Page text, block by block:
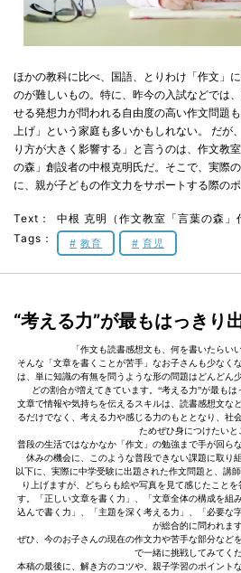
ほかの教科に比べ、国語、とりわけ「作文」
のが難しいもの。特に、昨今の入試などでは
せる発想力が問われる自由度の高い作文問題
上げ」という家庭も多いかもしれない。 だが
り方が大きく影響する」と言うのは、作文教
の森」創設者の中根克明氏だ。そこで、実際
に、親が子どもの作文力をサポートする際のポ
Text：
中根 克明（作文教室「言葉の森」
Tags：
教育 育児
“考える力”が最もはっきり
「作文も読書感想文も、何を書いたらい
そんな「文章を書くことが苦手」なお子さんも少なく
は、単に知識の有無を問うような形の問題はどんどん
どの割合が増えてきています。“考える力”が最もは
文章で情報や気持ちを伝えるスキルは、読書感想文な
るだけでなく、考える力や感じる力のもととなり、社
ためぜひ身につけたいと
普段の生活ではなかなか「作文」の勉強まで手が回ら
休みの機会に、このような普段できない課題に取り
以下に、実際に中学受験に出題された作文問題と、講
り上げますが、どちらも絵や写真を見て感じたこと
す。「正しい文章を書く力」、「文章全体の構成を組
込んで書く力」、「主題を深く考える力」、「必要な
が総合的に問われます
ぜひ、今のお子さんの現在の作文力や苦手な部分など
で一緒に挑戦してみてくだ
本稿の最後に、解き方のコツや、親子学習のポイント